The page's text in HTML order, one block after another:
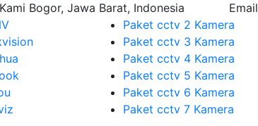
Bogor, Jawa Barat, Indonesia Email
Paket cctv 2 Kamera
Paket cctv 3 Kamera
Paket cctv 4 Kamera
Paket cctv 5 Kamera
Paket cctv 6 Kamera
Paket cctv 7 Kamera